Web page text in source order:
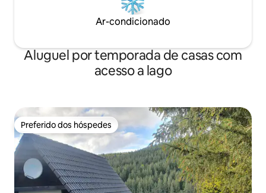
Ar-condicionado
Aluguel por temporada de casas com
acesso a lago
Preferido dos hóspedes
Preferido dos hóspedes